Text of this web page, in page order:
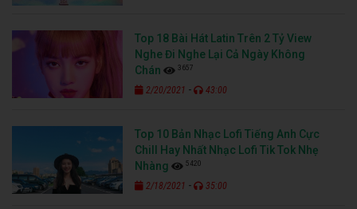
Top 18 Bài Hát Latin Trên 2 Tỷ View
Nghe Đi Nghe Lại Cả Ngày Không
Chán
3657
2/20/2021 - 43:00
Top 10 Bản Nhạc Lofi Tiếng Anh Cực
Chill Hay Nhất Nhạc Lofi Tik Tok Nhẹ
Nhàng
5420
2/18/2021 - 35:00